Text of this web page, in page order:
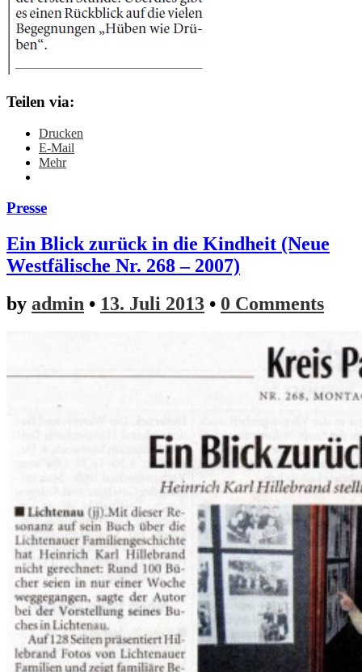
Teilen via:
Drucken
E-Mail
Mehr
Presse
Ein Blick zurück in die Kindheit (Neue
Westfälische Nr. 268 – 2007)
by admin • 13. Juli 2013 • 0 Comments